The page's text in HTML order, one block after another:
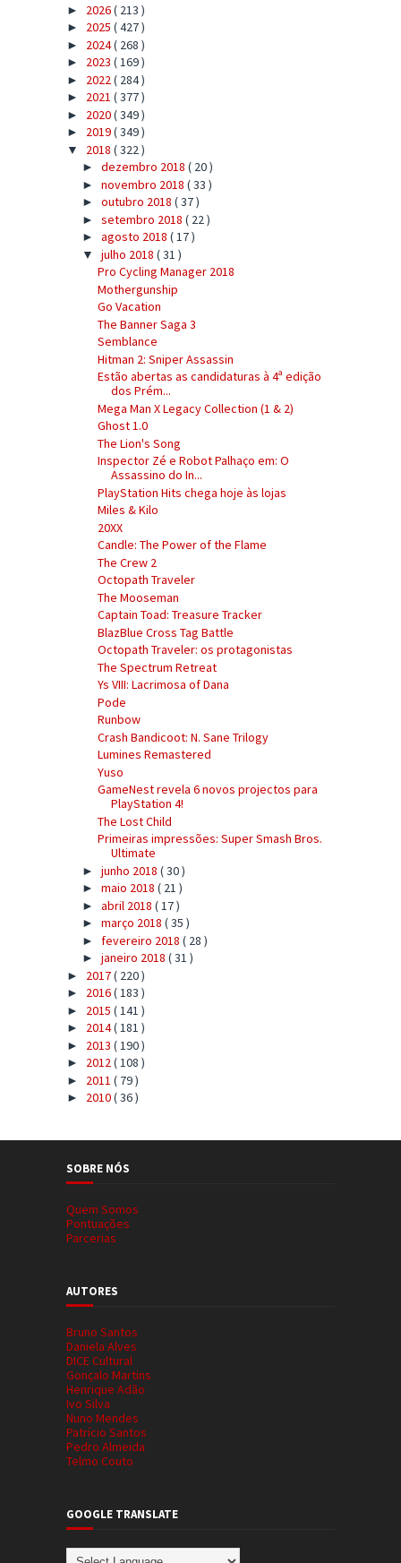
► 2026( 213 )
► 2025 ( 427 )
► 2024( 268 )
► 2023 ( 169 )
► 2022( 284 )
► 2021 ( 377 )
► 2020( 349 )
► 2019( 349 )
▼ 2018 ( 322 )
► dezembro 2018 ( 20 )
► novembro 2018 ( 33 )
► outubro 2018 ( 37 )
► setembro 2018 ( 22 )
► agosto 2018 ( 17 )
▼ julho 2018 ( 31 )
Pro Cycling Manager 2018
Mothergunship
Go Vacation
The Banner Saga 3
Semblance
Hitman 2: Sniper Assassin
Estão abertas as candidaturas à 4ª edição
dos Prém...
Mega Man X Legacy Collection (1 & 2)
Ghost 1.0
The Lion's Song
Inspector Zé e Robot Palhaço em: O
Assassino do In...
PlayStation Hits chega hoje às lojas
Miles & Kilo
20XX
Candle: The Power of the Flame
The Crew 2
Octopath Traveler
The Mooseman
Captain Toad: Treasure Tracker
BlazBlue Cross Tag Battle
Octopath Traveler: os protagonistas
The Spectrum Retreat
Ys VIII: Lacrimosa of Dana
Pode
Runbow
Crash Bandicoot: N. Sane Trilogy
Lumines Remastered
Yuso
GameNest revela 6 novos projectos para
PlayStation 4!
The Lost Child
Primeiras impressões: Super Smash Bros.
Ultimate
► junho 2018 ( 30 )
► maio 2018 ( 21 )
► abril 2018 ( 17 )
► março 2018 ( 35 )
► fevereiro 2018 ( 28 )
► janeiro 2018 ( 31 )
► 2017( 220 )
► 2016( 183 )
► 2015 ( 141 )
► 2014( 181 )
► 2013 ( 190 )
► 2012( 108 )
► 2011 ( 79 )
► 2010( 36 )
SOBRE NÓS
Quem Somos
Pontuações
Parcerias
AUTORES
Bruno Santos
Daniela Alves
DICE Cultural
Gonçalo Martins
Henrique Adão
Ivo Silva
Nuno Mendes
Patrício Santos
Pedro Almeida
Telmo Couto
GOOGLE TRANSLATE